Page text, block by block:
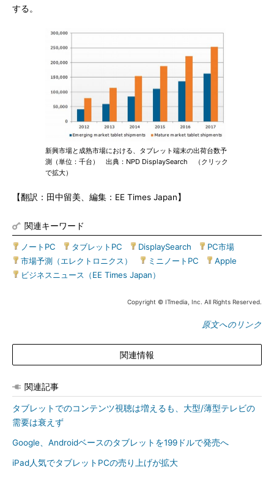
する。
新興市場と成熟市場における、タブレット端末の出荷台数予
測（単位：千台） 出典：NPD DisplaySearch （クリック
で拡大）
【翻訳：田中留美、編集：EE Times Japan】
関連キーワード
ノートPC タブレットPC DisplaySearch PC市場
市場予測（エレクトロニクス）
ミニノートPC Apple
ビジネスニュース（EE Times Japan）
Copyright © ITmedia, Inc. All Rights Reserved.
原文へのリンク
関連情報
関連記事
タブレットでのコンテンツ視聴は増えるも、大型/薄型テレビの
需要は衰えず
Google、Androidベースのタブレットを199ドルで発売へ
iPad人気でタブレットPCの売り上げが拡大